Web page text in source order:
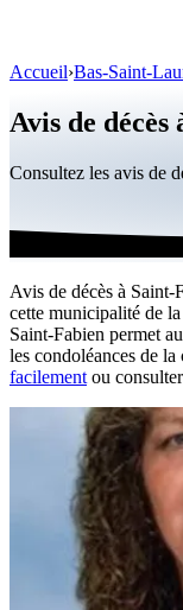
Accueil›Bas-Saint-
Avis de
Consultez les avis de
Avis de décès à Saint-
cette municipalité de
Saint-Fabien permet
les condoléances de
facilement ou